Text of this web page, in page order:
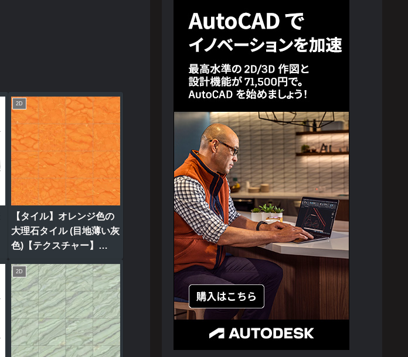
2D
【タイル】オレンジ色の
大理石タイル (目地薄い灰
色)【テクスチャー】
2D